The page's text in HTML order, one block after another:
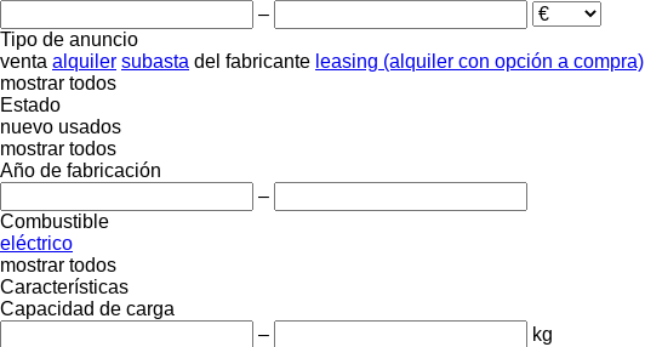
–
Tipo de anuncio
venta alquiler subasta del fabricante leasing (alquiler con opción a compra)
mostrar todos
Estado
nuevo usados
mostrar todos
Año de fabricación
–
Combustible
eléctrico
mostrar todos
Características
Capacidad de carga
–
kg